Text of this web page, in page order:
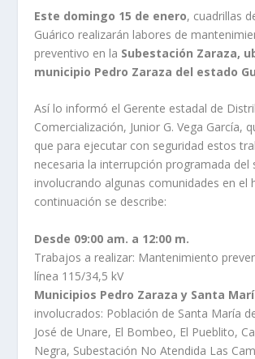
Este domingo 15 de enero, cuadrillas
Guárico realizarán labores de
preventivo en la Subestación Zaraza,
municipio Pedro Zaraza del estado
Así lo informó el Gerente estadal de
Comercialización, Junior G. Vega García,
que para ejecutar con seguridad estos
necesaria la interrupción programada del
involucrando algunas comunidades en el
continuación se describe:
Desde 09:00 am. a 12:00 m.
Trabajos a realizar: Mantenimiento
línea 115/34,5 kV
Municipios Pedro Zaraza y Santa
involucrados: Población de Santa María
José de Unare, El Bombeo, El Pueblito,
Negra, Subestación No Atendida Las